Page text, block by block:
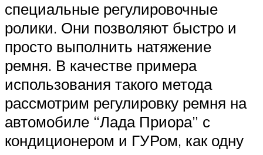
специальные регулировочные
ролики. Они позволяют быстро и
просто выполнить натяжение
ремня. В качестве примера
использования такого метода
рассмотрим регулировку ремня на
автомобиле “Лада Приора” с
кондиционером и ГУРом, как одну